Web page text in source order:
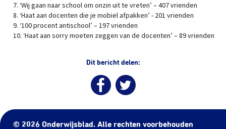
7. ‘Wij gaan naar school om onzin uit te vreten’ – 407 vrienden
8. ‘Haat aan docenten die je mobiel afpakken’ - 201 vrienden
9. ‘100 procent antischool’ – 197 vrienden
10. ‘Haat aan sorry moeten zeggen van de docenten’ – 89 vrienden
Dit bericht delen:
© 2026 Onderwijsblad. Alle rechten voorbehouden